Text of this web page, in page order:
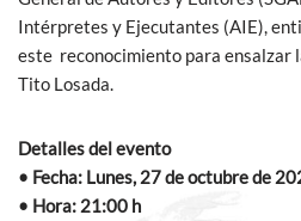
Intérpretes y Ejecutantes (AIE),
este reconocimiento para ensalzar
Tito Losada.
Detalles del evento
• Fecha: Lunes, 27 de octubre de
• Hora: 21:00 h